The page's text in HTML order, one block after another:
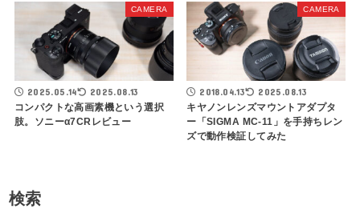
CAMERA
2025.05.14 2025.08.13
コンパクトな高画素機という選択
肢。ソニーα7CRレビュー
CAMERA
2018.04.13 2025.08.13
キヤノンレンズマウントアダプタ
ー「SIGMA MC-11」を手持ちレン
ズで動作検証してみた
検索